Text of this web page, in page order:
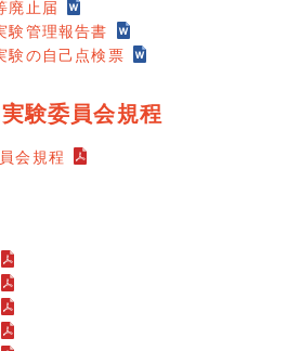
廃止届
験管理報告書
験の自己点検票
験委員会規程
会規程